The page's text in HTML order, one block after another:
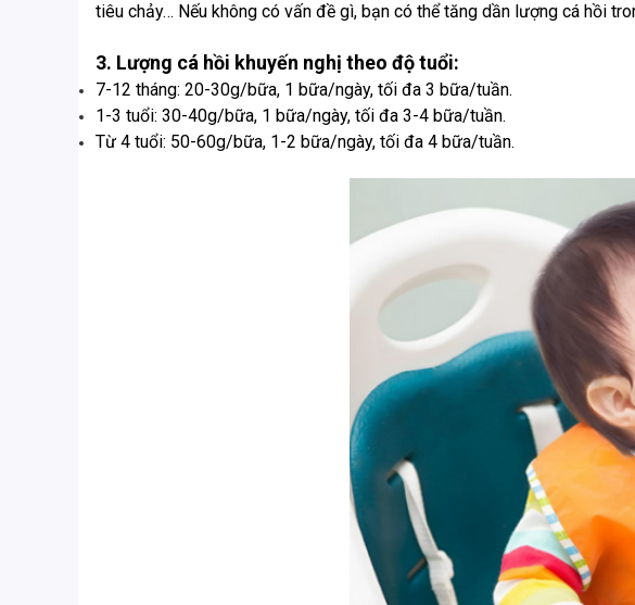
tiêu chảy… Nếu không có vấn đề gì, bạn có thể tăng dần lượng cá hồi
3. Lượng cá hồi khuyến nghị theo độ tuổi:
7-12 tháng: 20-30g/bữa, 1 bữa/ngày, tối đa 3 bữa/tuần.
1-3 tuổi: 30-40g/bữa, 1 bữa/ngày, tối đa 3-4 bữa/tuần.
Từ 4 tuổi: 50-60g/bữa, 1-2 bữa/ngày, tối đa 4 bữa/tuần.